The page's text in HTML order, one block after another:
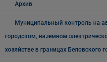
Архив
Муниципальный контроль на
городском, наземном
хозяйстве в границах Беловского